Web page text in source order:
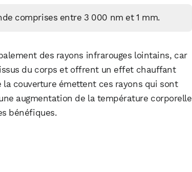
comprises entre 3 000 nm et 1 mm.
des rayons infrarouges lointains, car
du corps et offrent un effet chauffant
couverture émettent ces rayons qui sont
augmentation de la température corporelle
bénéfiques.
WhatsApp